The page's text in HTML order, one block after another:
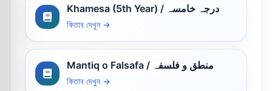
Khamesa (5th Year) / درجہ خامسہ
কিতাব দেখুন →
Mantiq o Falsafa / منطق و فلسفہ
কিতাব দেখুন →